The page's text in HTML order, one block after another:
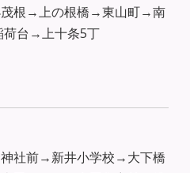
根→上の根橋→東山町→南
台→上十条5丁
社前→新井小学校→大下橋